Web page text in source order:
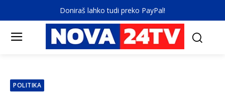
Doniraš lahko tudi preko PayPal!
POLITIKA